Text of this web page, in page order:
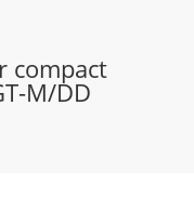
compact
M/DD